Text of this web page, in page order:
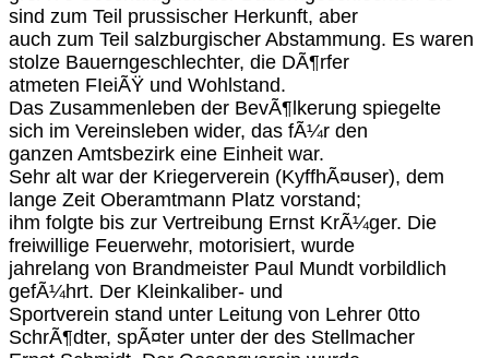
sind zum Teil prussischer Herkunft, aber
auch zum Teil salzburgischer Abstammung. Es waren
stolze Bauerngeschlechter, die DÃ¶rfer
atmeten FIeiÃŸ und Wohlstand.
Das Zusammenleben der BevÃ¶lkerung spiegelte
sich im Vereinsleben wider, das fÃ¼r den
ganzen Amtsbezirk eine Einheit war.
Sehr alt war der Kriegerverein (KyffhÃ¤user), dem
lange Zeit Oberamtmann Platz vorstand;
ihm folgte bis zur Vertreibung Ernst KrÃ¼ger. Die
freiwillige Feuerwehr, motorisiert, wurde
jahrelang von Brandmeister Paul Mundt vorbildlich
gefÃ¼hrt. Der Kleinkaliber- und
Sportverein stand unter Leitung von Lehrer 0tto
SchrÃ¶dter, spÃ¤ter unter der des Stellmacher